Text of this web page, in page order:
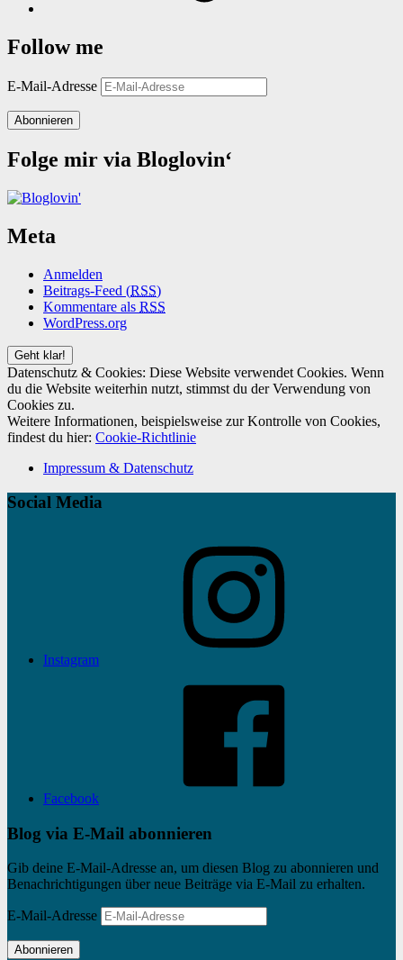
Follow me
E-Mail-Adresse
Abonnieren
Folge mir via Bloglovin‘
Meta
Anmelden
Beitrags-Feed (RSS)
Kommentare als RSS
WordPress.org
Datenschutz & Cookies: Diese Website verwendet Cookies. Wenn
du die Website weiterhin nutzt, stimmst du der Verwendung von
Cookies zu.
Weitere Informationen, beispielsweise zur Kontrolle von Cookies,
findest du hier: Cookie-Richtlinie
Impressum & Datenschutz
Social Media
Instagram
Facebook
Blog via E-Mail abonnieren
Gib deine E-Mail-Adresse an, um diesen Blog zu abonnieren und
Benachrichtigungen über neue Beiträge via E-Mail zu erhalten.
E-Mail-Adresse
Abonnieren